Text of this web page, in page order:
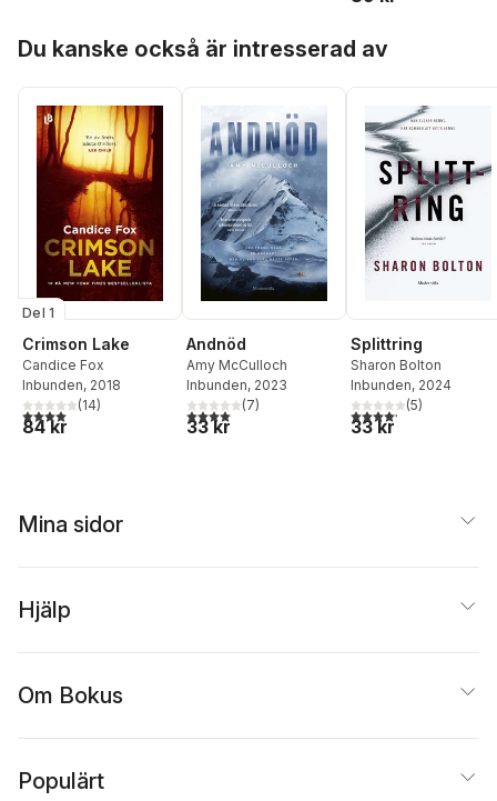
Du kanske också är intresserad av
Del 1
Crimson Lake
Candice Fox
Inbunden, 2018
4,0utav 5 stjärnor. Totalt antal röster:
(14)
84 kr
Andnöd
Amy McCulloch
Inbunden, 2023
4,0utav 5 stjärnor. Totalt antal röster:
(7)
33 kr
Splittring
Sharon Bolton
Inbunden, 2024
4,2utav 5 stjärnor.
(5)
33 kr
Mina sidor
Hjälp
Om Bokus
Populärt